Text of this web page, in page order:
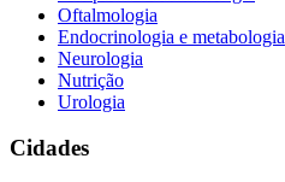
Oftalmologia
Endocrinologia e metabologia
Neurologia
Nutrição
Urologia
Cidades